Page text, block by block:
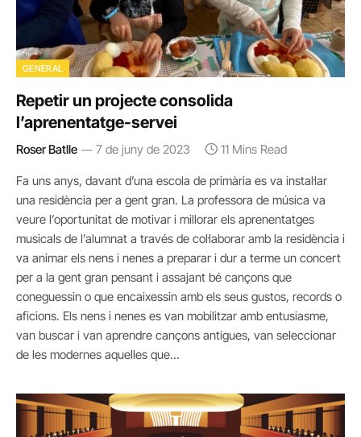
GENERAL
Repetir un projecte consolida
l’aprenentatge-servei
Roser Batlle 7 de juny de 2023 11 Mins Read
Fa uns anys, davant d’una escola de primària es va instal·lar
una residència per a gent gran. La professora de música va
veure l’oportunitat de motivar i millorar els aprenentatges
musicals de l’alumnat a través de col·laborar amb la residència i
va animar els nens i nenes a preparar i dur a terme un concert
per a la gent gran pensant i assajant bé cançons que
coneguessin o que encaixessin amb els seus gustos, records o
aficions. Els nens i nenes es van mobilitzar amb entusiasme,
van buscar i van aprendre cançons antigues, van seleccionar
de les modernes aquelles que…